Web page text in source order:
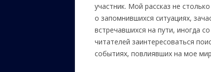
участник. Мой рассказ не
о запомнившихся ситуациях,
встречавшихся на пути, иногда
читателей заинтересоваться
событиях, повлиявших на мое